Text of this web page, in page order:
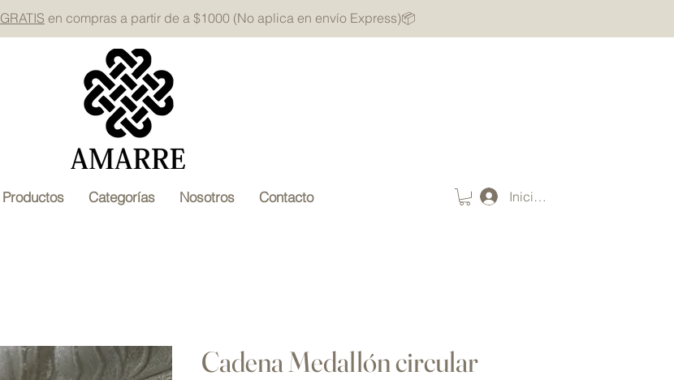
GRATIS en compras a partir de a $1000 (No aplica en envío Express)📦
Productos Categorías Nosotros Contacto
Cadena Medallón circular
Iniciar sesión